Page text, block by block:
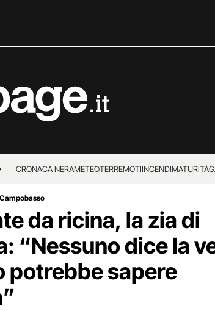
CRONACA NERAMETEOTERREMOTIINCENDIMATURITÀ
LOTTO E SUPERENALOTTO
da ricina, la zia di
“Nessuno dice la
potrebbe sapere